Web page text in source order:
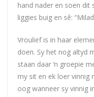
hand nader en soen dit
liggies buig en sê:
Vroulief is in haar
doen. Sy het nog altyd
staan daar ‘n groepie
my sit en ek loer vinnig
oog wanneer sy vinnig